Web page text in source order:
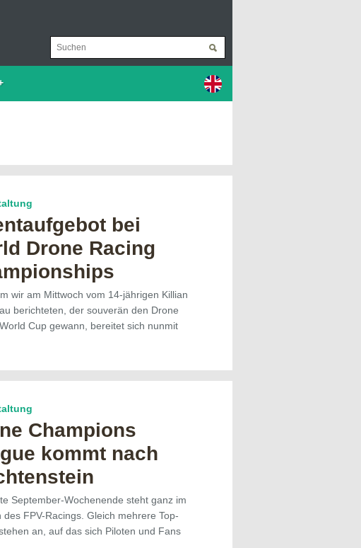
bei
Drone Racing
wir am Mittwoch vom 14-jährigen Killian
berichteten, der souverän den Drone
Cup gewann, bereitet sich nunmit
Champions
kommt nach
September-Wochenende steht ganz im
des FPV-Racings. Gleich mehrere Top-
an, auf das sich Piloten und Fans